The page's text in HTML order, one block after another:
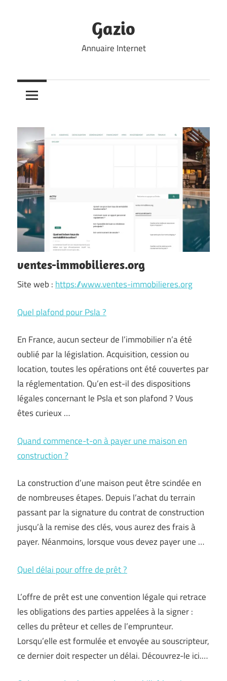
Gazio
Annuaire Internet
ventes-immobilieres.org
Site web : https://www.ventes-immobilieres.org
Quel plafond pour Psla ?
En France, aucun secteur de l’immobilier n’a été
oublié par la législation. Acquisition, cession ou
location, toutes les opérations ont été couvertes par
la réglementation. Qu’en est-il des dispositions
légales concernant le Psla et son plafond ? Vous
êtes curieux …
Quand commence-t-on à payer une maison en
construction ?
La construction d’une maison peut être scindée en
de nombreuses étapes. Depuis l’achat du terrain
passant par la signature du contrat de construction
jusqu’à la remise des clés, vous aurez des frais à
payer. Néanmoins, lorsque vous devez payer une …
Quel délai pour offre de prêt ?
L’offre de prêt est une convention légale qui retrace
les obligations des parties appelées à la signer :
celles du prêteur et celles de l’emprunteur.
Lorsqu’elle est formulée et envoyée au souscripteur,
ce dernier doit respecter un délai. Découvrez-le ici.…